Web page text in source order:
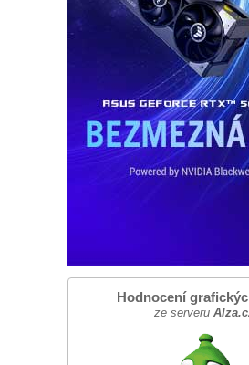
Hodnocení
ze serveru